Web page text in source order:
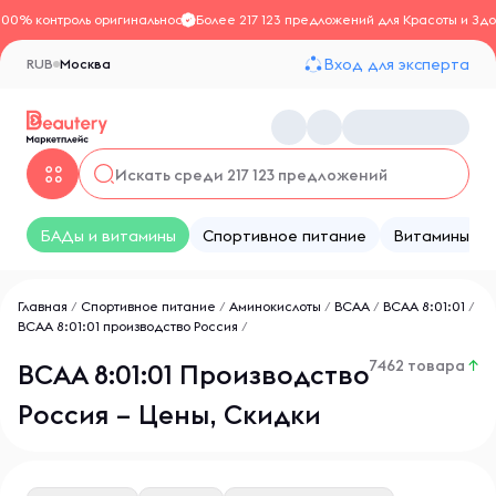
контроль оригинальностиБолее 217 123 предложений для Красоты и
Москва
RUB Вход для эксперта
БАДы и витамины Спортивное питание Витамины
Главная / Спортивное питание / Аминокислоты / BCAA / ВСАА 8:01:01 /
ВСАА 8:01:01 производство Россия /
ВСАА 8:01:01 Производство
Россия – Цены, Скидки
7462 товара ↑